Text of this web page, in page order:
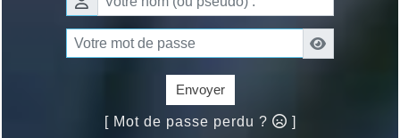
Envoyer
[ Mot de passe perdu ? ]